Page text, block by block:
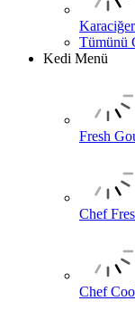
Tümünü
Kedi Menü
Fresh
Chef
Chef